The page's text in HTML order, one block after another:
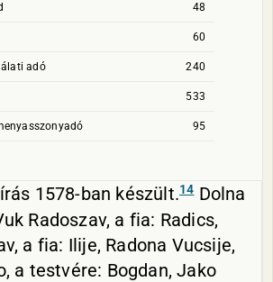
48
60
adó 240
533
95
1578-ban készült.14Dolna
Radoszav, a fia: Radics,
a fia: Ilije, Radona Vucsije,
a testvére: Bogdan, Jako